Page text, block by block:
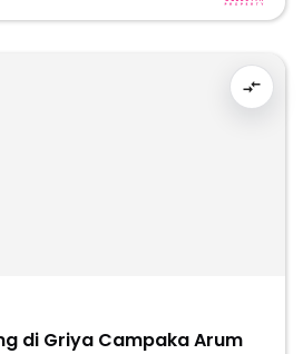
di Griya Campaka Arum